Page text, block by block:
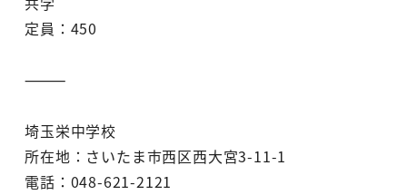
定員：450
⸻
埼玉栄中学校
所在地：さいたま市西区西大宮3-11-1
電話：048-621-2121